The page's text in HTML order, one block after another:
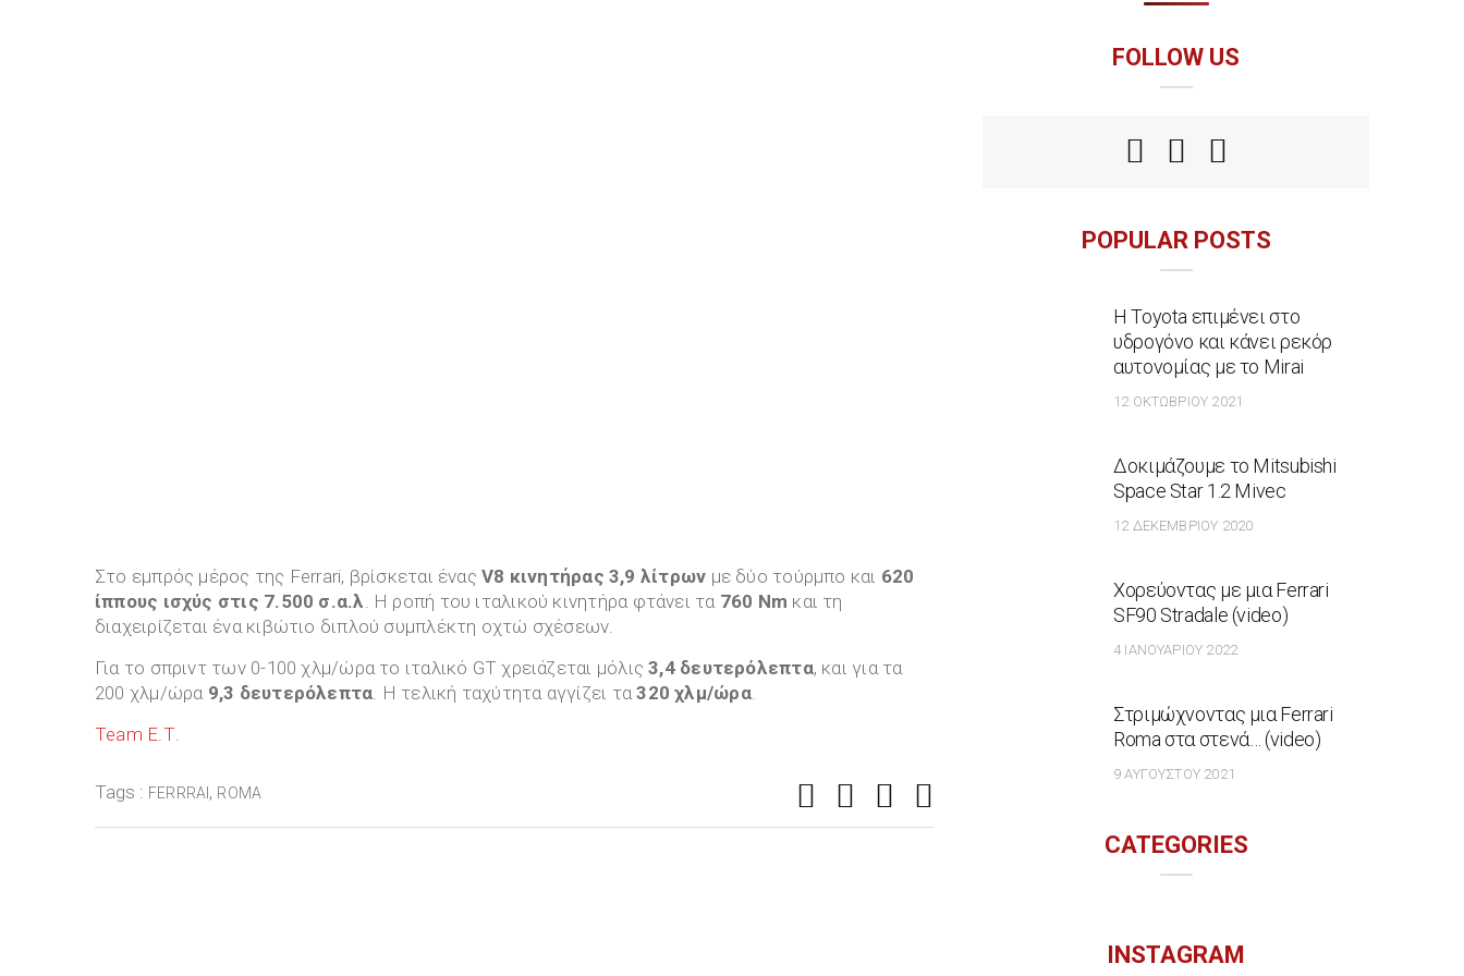
Στο εμπρός μέρος της Ferrari, βρίσκεται έναςV8 κινητήρας 3,9 λίτρων με δύο τούρμπο και 620
ίππους ισχύς στις 7.500 σ.α.λ. Η ροπή του ιταλικού κινητήρα φτάνει τα760 Nm και τη
διαχειρίζεται ένα κιβώτιο διπλού συμπλέκτη οχτώ σχέσεων.
Για το σπριντ των 0-100 χλμ/ώρα το ιταλικό GT χρειάζεται μόλις3,4 δευτερόλεπτα, και για τα
200 χλμ/ώρα 9,3 δευτερόλεπτα. Η τελική ταχύτητα αγγίζει τα320 χλμ/ώρα.
Team Ε.Τ.
Tags : FERRRAI , ROMA
FOLLOW US
POPULAR POSTS
Η Toyota επιμένει στο
υδρογόνο και κάνει ρεκόρ
αυτονομίας με το Mirai
12 ΟΚΤΩΒΡΊΟΥ 2021
Δοκιμάζουμε το Mitsubishi
Space Star 1.2 Mivec
12 ΔΕΚΕΜΒΡΊΟΥ 2020
Χορεύοντας με μια Ferrari
SF90 Stradale (video)
4 ΙΑΝΟΥΑΡΊΟΥ 2022
Στριμώχνοντας μια Ferrari
Roma στα στενά… (video)
9 ΑΥΓΟΎΣΤΟΥ 2021
CATEGORIES
INSTAGRAM